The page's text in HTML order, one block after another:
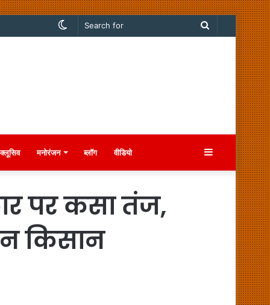
Search
Switch
मनोरंजन ब्लॉग वीडियो Sidebar
पर कसा तंज,
किसान